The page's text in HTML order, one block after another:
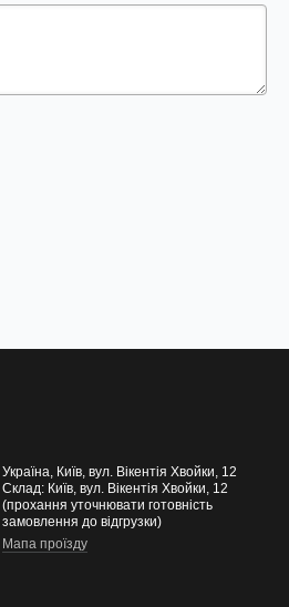
Україна, Київ, вул. Вікентія Хвойки, 12
Склад: Київ, вул. Вікентія Хвойки, 12
(прохання уточнювати готовність
замовлення до відгрузки)
Мапа проїзду